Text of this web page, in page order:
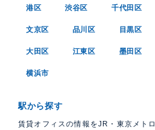
港区 渋谷区 千代田区
文京区 品川区 目黒区
大田区 江東区 墨田区
横浜市
駅から探す
賃貸オフィスの情報をJR・東京メト